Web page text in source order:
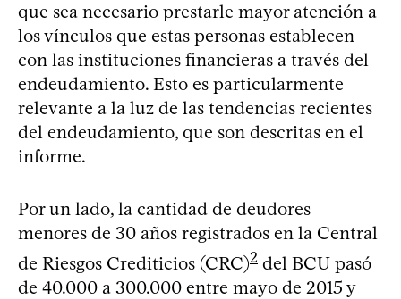
que sea necesario prestarle mayor atención a
los vínculos que estas personas establecen
con las instituciones financieras a través del
endeudamiento. Esto es particularmente
relevante a la luz de las tendencias recientes
del endeudamiento, que son descritas en el
informe.
Por un lado, la cantidad de deudores
menores de 30 años registrados en la Central
de Riesgos Crediticios (CRC)2 del BCU pasó
de 40.000 a 300.000 entre mayo de 2015 y